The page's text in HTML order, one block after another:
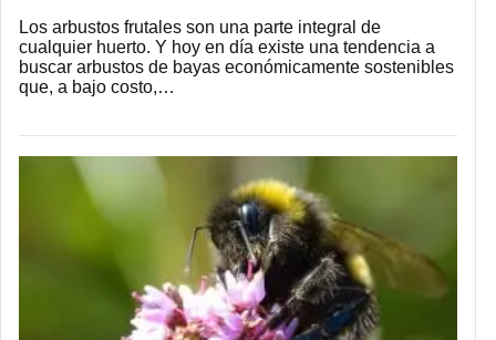
Los arbustos frutales son una parte integral de
cualquier huerto. Y hoy en día existe una tendencia a
buscar arbustos de bayas económicamente sostenibles
que, a bajo costo,…